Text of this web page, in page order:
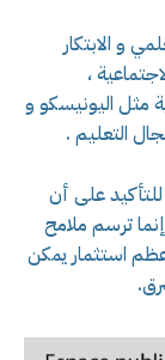
و الابتكار
،
مثل اليونيسكو و
التعليم .
على أن
ترسم ملامح
استثمار يمكن